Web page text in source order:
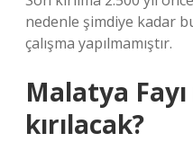
nedenle şimdiye kadar
çalışma yapılmamıştır.
Malatya
kırılacak?